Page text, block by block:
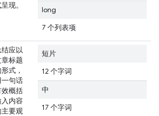
现。
long
7 个列表项
应以
标题
式，
一句话
效概括
内容
主要观
短片
12 个字词
中
17 个字词